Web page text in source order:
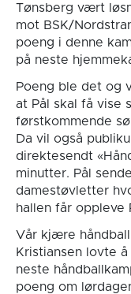
Tønsberg vært
mot BSK/
poeng i denne
på neste
Poeng ble det og
at Pål skal få vise
førstkommende
Da vil også
direktesendt
minutter. Pål
damestøvletter
hallen får oppleve
Vår kjære
Kristiansen lovte
neste
poeng om